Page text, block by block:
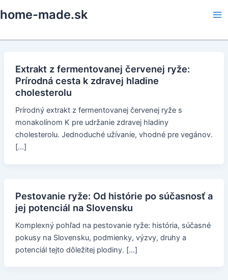
to
home-made.sk
Extrakt z fermentovanej červenej ryže:
Prírodná cesta k zdravej hladine
cholesterolu
Prírodný extrakt z fermentovanej červenej ryže s
monakolínom K pre udržanie zdravej hladiny
cholesterolu. Jednoduché užívanie, vhodné pre vegánov.
[…]
Pestovanie ryže: Od histórie po súčasnosť a
jej potenciál na Slovensku
Komplexný pohľad na pestovanie ryže: história, súčasné
pokusy na Slovensku, podmienky, výzvy, druhy a
potenciál tejto dôležitej plodiny. […]